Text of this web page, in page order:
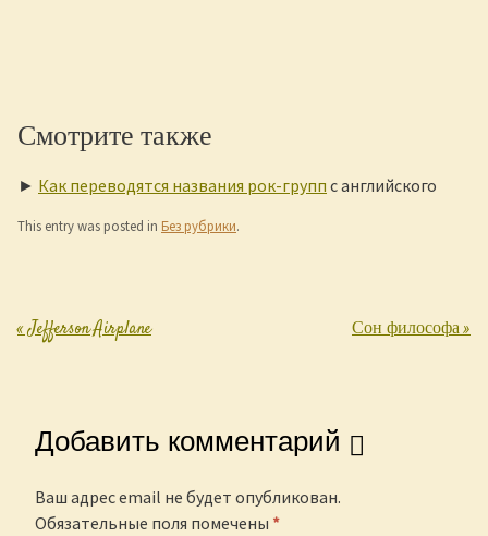
Смотрите также
► Как переводятся названия рок-групп с английского
This entry was posted in Без рубрики.
Post navigation
«Jefferson Airplane Сон философа»
Добавить комментарий
Ваш адрес email не будет опубликован.
Обязательные поля помечены *